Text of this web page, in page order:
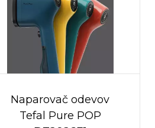
Naparovač odevov
Tefal Pure POP